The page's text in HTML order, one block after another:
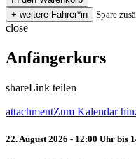
Spare
close
Anfängerkurs
shareLink teilen
attachmentZum Kalendar
22. August 2026 - 12:00 Uhr bis